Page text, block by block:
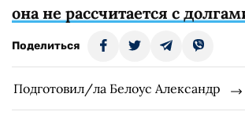
она не рассчитается с
Поделиться
Подготовил/ла Белоус Александр